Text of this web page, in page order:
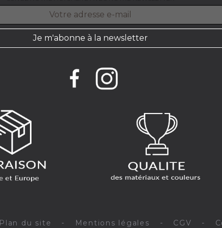
Je m'abonne à la newsletter
Plan du site - Mentions légales - CGV -